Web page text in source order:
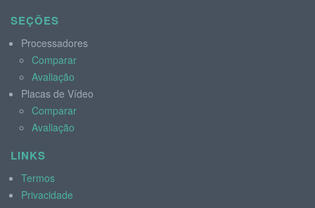
SEÇÕES
Processadores
Comparar
Avaliação
Placas de Vídeo
Comparar
Avaliação
LINKS
Termos
Privacidade